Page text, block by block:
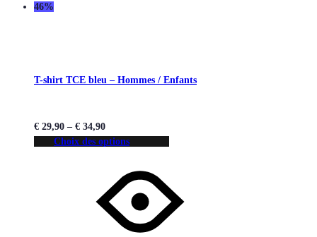
46%
T-shirt TCE bleu – Hommes / Enfants
€ 29,90 – € 34,90
Choix des options